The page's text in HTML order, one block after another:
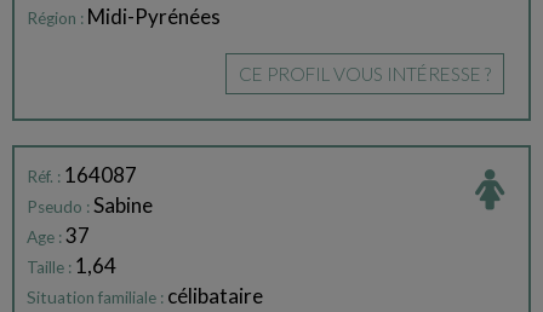
Région : Midi-Pyrénées
CE PROFIL VOUS INTÉRESSE ?
Réf. : 164087
Pseudo :Sabine
Age :37
Taille : 1,64
Situation familiale : célibataire